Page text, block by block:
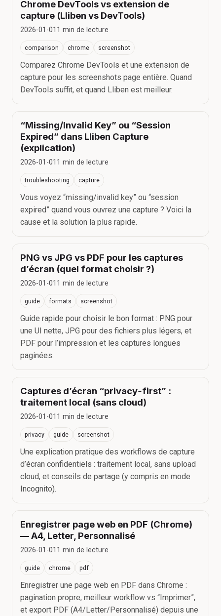
Chrome DevTools vs extension de
capture (Lliben vs DevTools)
2026-01-01 1 min de lecture
comparison chrome screenshot
Comparez Chrome DevTools et une extension de
capture pour les screenshots page entière. Quand
DevTools suffit, et quand Lliben est meilleur.
“Missing/Invalid Key” ou “Session
Expired” dans Lliben Capture
(explication)
2026-01-01 1 min de lecture
troubleshooting capture
Vous voyez “missing/invalid key” ou “session
expired” quand vous ouvrez une capture ? Voici la
cause et la solution la plus rapide.
PNG vs JPG vs PDF pour les captures
d’écran (quel format choisir ?)
2026-01-01 1 min de lecture
guide formats screenshot
Guide rapide pour choisir le bon format : PNG pour
une UI nette, JPG pour des fichiers plus légers, et
PDF pour l’impression et les captures longues
paginées.
Captures d’écran “privacy‑first” :
traitement local (sans cloud)
2026-01-01 1 min de lecture
privacy guide screenshot
Une explication pratique des workflows de capture
d’écran confidentiels : traitement local, sans upload
cloud, et conseils de partage (y compris en mode
Incognito).
Enregistrer page web en PDF (Chrome)
— A4, Letter, Personnalisé
2026-01-01 1 min de lecture
guide chrome pdf
Enregistrer une page web en PDF dans Chrome :
pagination propre, meilleur workflow vs “Imprimer”,
et export PDF (A4/Letter/Personnalisé) depuis une